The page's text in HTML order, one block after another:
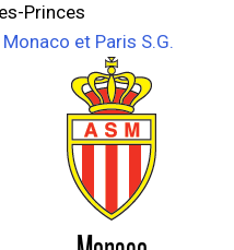
Princes
et Paris S.G.